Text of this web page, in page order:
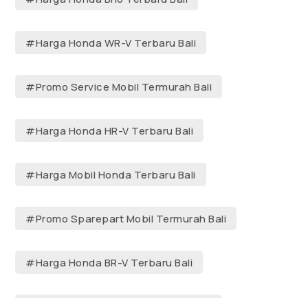
#Harga Honda WR-V Terbaru Bali
#Promo Service Mobil Termurah Bali
#Harga Honda HR-V Terbaru Bali
#Harga Mobil Honda Terbaru Bali
#Promo Sparepart Mobil Termurah Bali
#Harga Honda BR-V Terbaru Bali